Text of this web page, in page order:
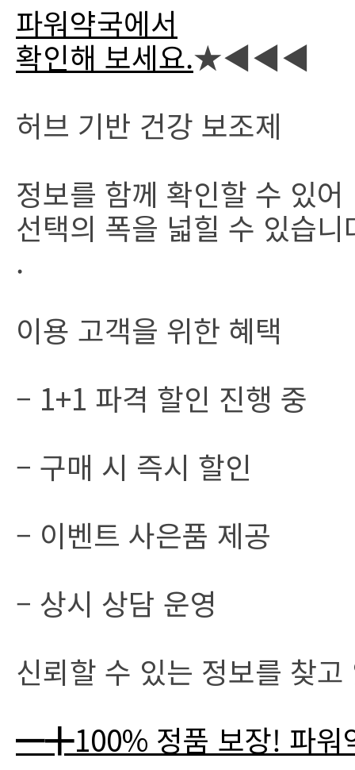
파워약국에서
확인해 보세요.★◀◀◀
허브 기반 건강 보조제
정보를 함께 확인할 수 있어
선택의 폭을 넓힐 수 있습니
.
이용 고객을 위한 혜택
– 1+1 파격 할인 진행 중
– 구매 시 즉시 할인
– 이벤트 사은품 제공
– 상시 상담 운영
신뢰할 수 있는 정보를 찾고
━╋100% 정품 보장! 파